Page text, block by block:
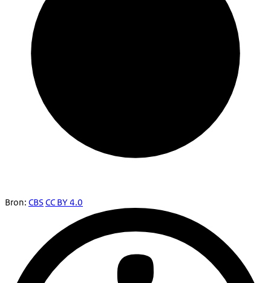
Bron: CBS CC BY 4.0